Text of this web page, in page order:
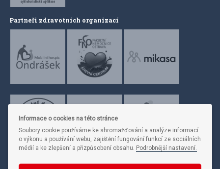
Partneři zdravotních organizací
Informace o cookies na této stránce
Soubory cookie používáme ke shromažďování a analýze informací
o výkonu a používání webu, zajištění fungování funkcí ze sociálních
médií a ke zlepšení a přizpůsobení obsahu. Podrobnější nastavení.